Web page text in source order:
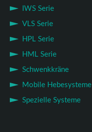
IWS Serie
VLS Serie
HPL Serie
HML Serie
Schwenkkräne
Mobile Hebesysteme
Spezielle Systeme